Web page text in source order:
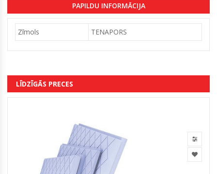
PAPILDU INFORMĀCIJA
Zīmols TENAPORS
LĪDZĪGĀS PRECES